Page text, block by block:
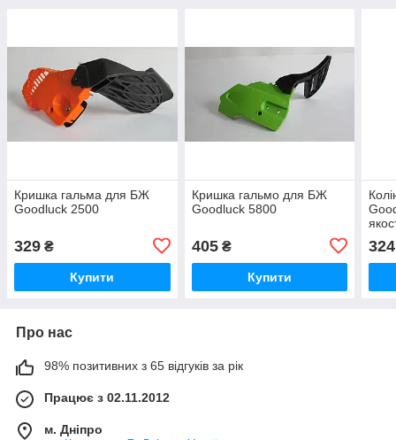
Кришка гальма для БЖ
Goodluck 2500
329 ₴
Купити
Кришка гальмо для БЖ
Goodluck 5800
405₴
Купити
324
Про нас
98% позитивних з 65 відгуків за рік
Працює з 02.11.2012
м. Дніпро